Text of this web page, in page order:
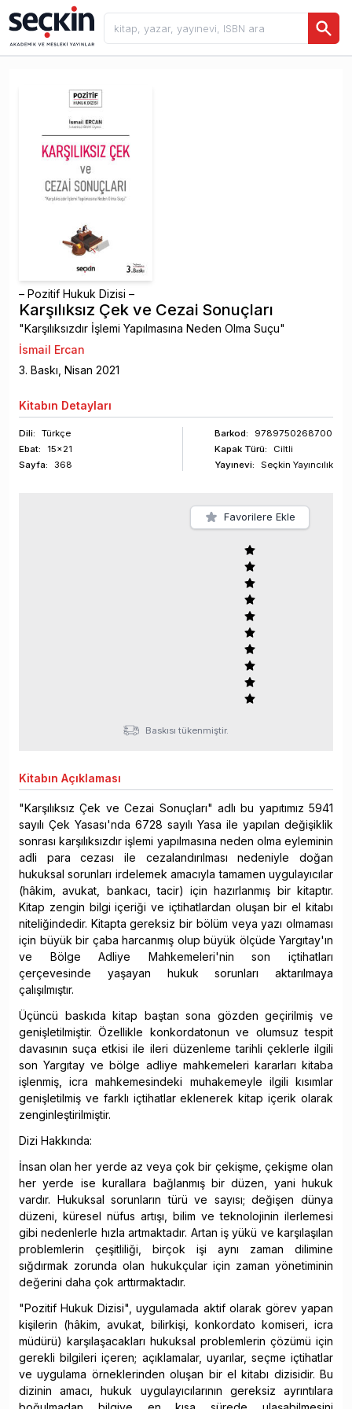
– Pozitif Hukuk Dizisi –
Karşılıksız Çek ve Cezai Sonuçları
"Karşılıksızdır İşlemi Yapılmasına Neden Olma Suçu"
İsmail Ercan
3. Baskı, Nisan 2021
Kitabın Detayları
Dili:
Türkçe
Ebat:
15x21
Sayfa: 368
Barkod:
9789750268700
Kapak Türü:
Ciltli
Yayınevi:
Seçkin Yayıncılık
Favorilere Ekle
Baskısı tükenmiştir.
Kitabın Açıklaması
"Karşılıksız Çek ve Cezai Sonuçları" adlı bu yapıtımız 5941
sayılı Çek Yasası'nda 6728 sayılı Yasa ile yapılan değişiklik
sonrası karşılıksızdır işlemi yapılmasına neden olma eyleminin
adli para cezası ile cezalandırılması nedeniyle doğan
hukuksal sorunları irdelemek amacıyla tamamen uygulayıcılar
(hâkim, avukat, bankacı, tacir) için hazırlanmış bir kitaptır.
Kitap zengin bilgi içeriği ve içtihatlardan oluşan bir el kitabı
niteliğindedir. Kitapta gereksiz bir bölüm veya yazı olmaması
için büyük bir çaba harcanmış olup büyük ölçüde Yargıtay'ın
ve Bölge Adliye Mahkemeleri'nin son içtihatları
çerçevesinde yaşayan hukuk sorunları aktarılmaya
çalışılmıştır.
Üçüncü baskıda kitap baştan sona gözden geçirilmiş ve
genişletilmiştir. Özellikle konkordatonun ve olumsuz tespit
davasının suça etkisi ile ileri düzenleme tarihli çeklerle ilgili
son Yargıtay ve bölge adliye mahkemeleri kararları kitaba
işlenmiş, icra mahkemesindeki muhakemeyle ilgili kısımlar
genişletilmiş ve farklı içtihatlar eklenerek kitap içerik olarak
zenginleştirilmiştir.
Dizi Hakkında:
İnsan olan her yerde az veya çok bir çekişme, çekişme olan
her yerde ise kurallara bağlanmış bir düzen, yani hukuk
vardır. Hukuksal sorunların türü ve sayısı; değişen dünya
düzeni, küresel nüfus artışı, bilim ve teknolojinin ilerlemesi
gibi nedenlerle hızla artmaktadır. Artan iş yükü ve karşılaşılan
problemlerin çeşitliliği, birçok işi aynı zaman dilimine
sığdırmak zorunda olan hukukçular için zaman yönetiminin
değerini daha çok arttırmaktadır.
"Pozitif Hukuk Dizisi", uygulamada aktif olarak görev yapan
kişilerin (hâkim, avukat, bilirkişi, konkordato komiseri, icra
müdürü) karşılaşacakları hukuksal problemlerin çözümü için
gerekli bilgileri içeren; açıklamalar, uyarılar, seçme içtihatlar
ve uygulama örneklerinden oluşan bir el kitabı dizisidir. Bu
dizinin amacı, hukuk uygulayıcılarının gereksiz ayrıntılara